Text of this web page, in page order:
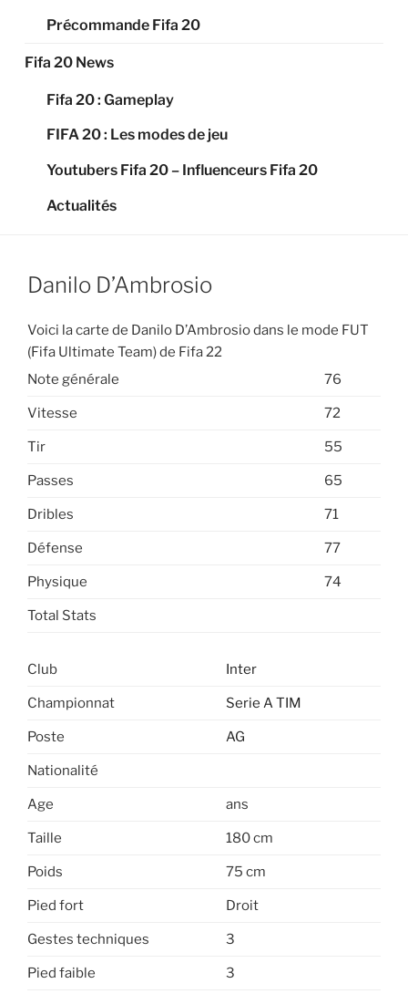
Précommande Fifa 20
Fifa 20 News
Fifa 20 : Gameplay
FIFA 20 : Les modes de jeu
Youtubers Fifa 20 – Influenceurs Fifa 20
Actualités
Danilo D’Ambrosio
Voici la carte de Danilo D’Ambrosio dans le mode FUT
(Fifa Ultimate Team) de Fifa 22
Note générale
76
Vitesse 72
Tir 55
Passes 65
Dribles 71
Défense 77
Physique 74
Total Stats
Club Inter
Championnat Serie A TIM
Poste AG
Nationalité
Age ans
Taille 180 cm
Poids 75 cm
Pied fort Droit
Gestes techniques 3
Pied faible 3